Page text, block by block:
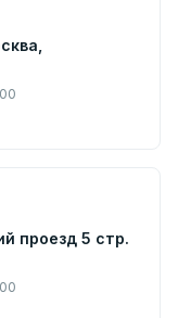
проезд 5 стр.